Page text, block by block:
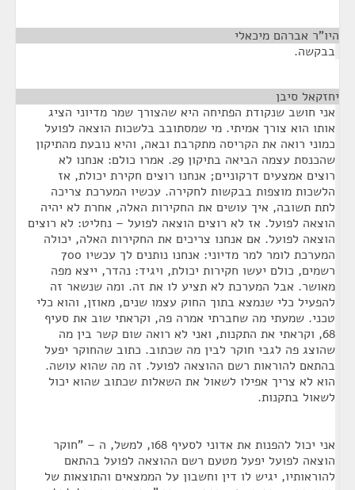
היו"ר אברהם מיכאלי
בבקשה.
יחזקאל סיבן
אני חושב שנקודת הפתיחה היא שהצורך שמר מדיוני הציג
אותו הוא צורך אמיתי. מי שמסתובב בלשכות הוצאה לפועל
כמוני רואה את הקריסה מתקרבת ובאה, והיא נובעת מהתיקון
שהכנסת עצמה הביאה בתיקון 29. אמרו כולם: אנחנו לא
רוצים אמצעים דרקוניים; אנחנו רוצים חקירת יכולת, אז
הלשכות מוצפות בבקשות לחקירה. עכשיו המערכת צריכה
לתת תשובה, איך עושים את החקירות האלה, אחרת לא יהיה
הוצאה לפועל. אז לא רוצים הוצאה לפועל – נחליט: לא רוצים
הוצאה לפועל. אם אנחנו צריכים את החקירות האלה, יכולה
המערכת לומר למר מדיוני: אנחנו נותנים לך עכשיו 700
רשמים, כולם יעשו חקירות יכולת, ויגיד: נהדר, ייצא מפה
מאושר. אבל המערכת לא תציע לו את זה. ומה שנשאר זה
להפעיל כלי שנמצא בתוך החוק עצמו שנים, מאוזן, והוא כלי
טכני. שמעתי מה שחברתי אמרה פה, וקראתי שוב את סעיף
68, וקראתי את התקנות, ואני לא רואה שום קשר בין מה
שהוצג פה לגבי חוקר לבין מה שכתוב. כתוב שהחוקר יפעל
בהתאם להוראות רשם ההוצאה לפועל. זה מה שהוא עושה.
הוא לא צריך אפילו לשאול את השאלות שכתוב שהוא יכול
לשאול בתקנות.
אני יכול להפנות את אדוני לסעיף 68ו, למשל, ה – "חוקר
הוצאה לפועל יפעל מטעם רשם ההוצאה לפועל בהתאם
להוראותיו, יגיש לו דין וחשבון על הממצאים והתוצאות של